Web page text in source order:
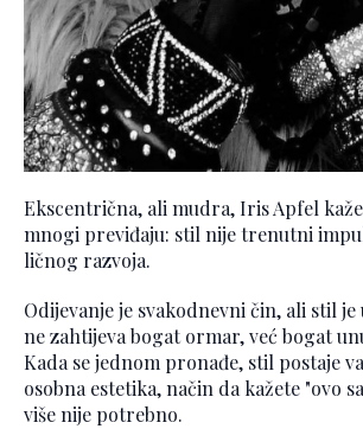
Ekscentrična, ali mudra, Iris Apfel
mnogi previđaju: stil nije trenutni
ličnog razvoja.
Odijevanje je svakodnevni čin, ali stil
ne zahtijeva bogat ormar, već bogat
Kada se jednom pronađe, stil postaje
osobna estetika, način da kažete "ovo
više nije potrebno.